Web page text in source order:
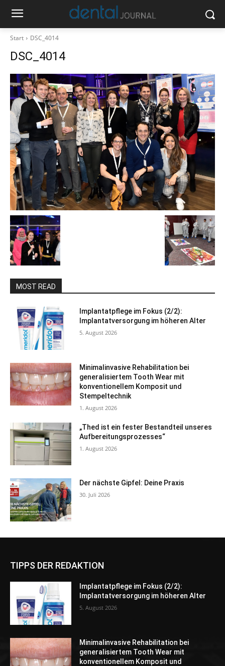
Start DSC_4014
DSC_4014
MOST READ
Implantatpflege im Fokus (2/2):
Implantatversorgung im höheren Alter
5. August 2026
Minimalinvasive Rehabilitation bei
generalisiertem Tooth Wear mit
konventionellem Komposit und
Stempeltechnik
1. August 2026
„Thed ist ein fester Bestandteil unseres
Aufbereitungsprozesses“
1. August 2026
Der nächste Gipfel: Deine Praxis
30. Juli 2026
TIPPS DER REDAKTION
Implantatpflege im Fokus (2/2):
Implantatversorgung im höheren Alter
5. August 2026
Minimalinvasive Rehabilitation bei
generalisiertem Tooth Wear mit
konventionellem Komposit und